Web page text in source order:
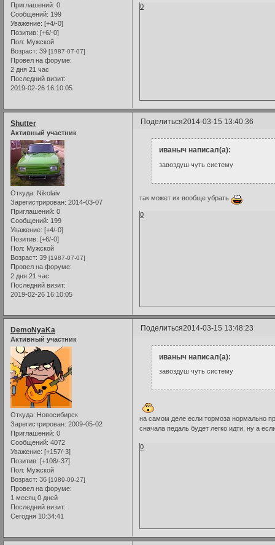
Приглашений: 0
Сообщений: 199
Уважение: [+4/-0]
Позитив: [+6/-0]
Пол: Мужской
Возраст: 39 [1987-07-07]
Провел на форуме:
2 дня 21 час
Последний визит:
2019-02-26 16:10:05
0
Поделиться2014-03-15 13:40:36
Shutter
Активный участник
Откуда: Nikolaiv
Зарегистрирован: 2014-03-07
Приглашений: 0
Сообщений: 199
Уважение: [+4/-0]
Позитив: [+6/-0]
Пол: Мужской
Возраст: 39 [1987-07-07]
Провел на форуме:
2 дня 21 час
Последний визит:
2019-02-26 16:10:05
иваныч написал(а):
завоздуш чуть систему
так может их вообще убрать
0
Поделиться2014-03-15 13:48:23
DemoNyaKa
Активный участник
Откуда: Новосибирск
Зарегистрирован: 2009-05-02
Приглашений: 0
Сообщений: 4072
Уважение: [+157/-3]
Позитив: [+108/-37]
Пол: Мужской
Возраст: 36 [1989-09-27]
Провел на форуме:
1 месяц 0 дней
Последний визит:
Сегодня 10:34:41
иваныч написал(а):
завоздуш чуть систему
на самом деле если тормоза нормально
сначала педаль будет легко идти, ну а
0